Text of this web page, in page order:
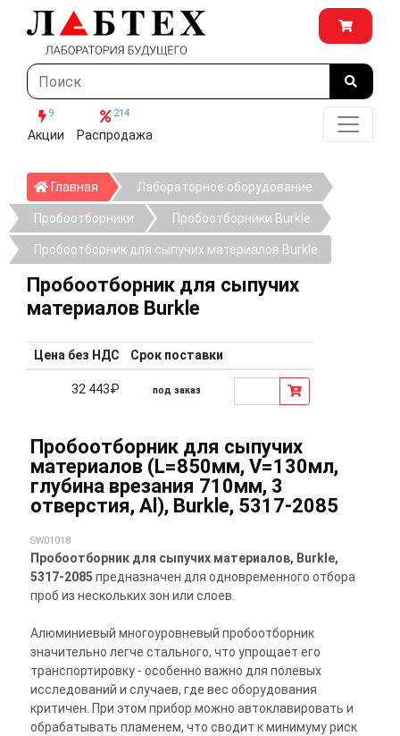
9
Акции
214
Распродажа
Главная ГлавнаяЛабораторное оборудование
Пробоотборники Пробоотборники Burkle
Пробоотборник для сыпучих материалов Burkle
Пробоотборник для сыпучих
материалов Burkle
Цена без НДС Срок поставки
32 443₽ под заказ
Пробоотборник для сыпучих
материалов (L=850мм, V=130мл,
глубина врезания 710мм, 3
отверстия, Al), Burkle, 5317-2085
SW01018
Пробоотборник для сыпучих материалов, Burkle,
5317-2085 предназначен для одновременного отбора
проб из нескольких зон или слоев.
Алюминиевый многоуровневый пробоотборник
значительно легче стального, что упрощает его
транспортировку - особенно важно для полевых
исследований и случаев, где вес оборудования
критичен. При этом прибор можно автоклавировать и
обрабатывать пламенем, что сводит к минимуму риск